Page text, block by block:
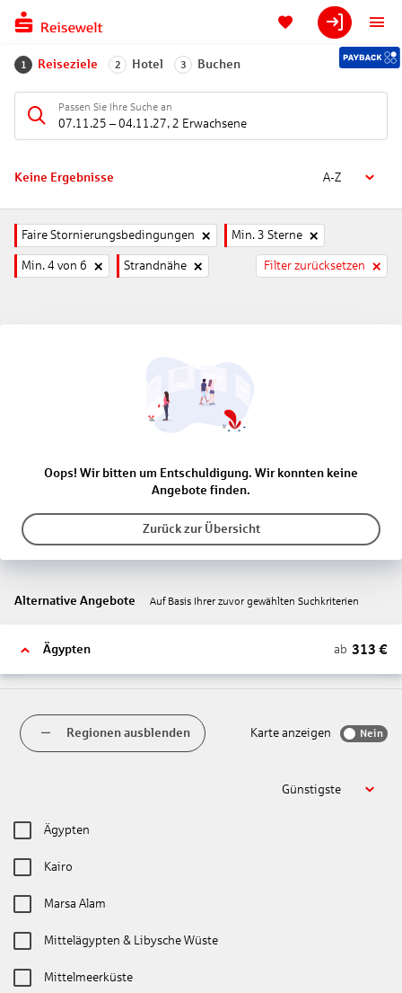
1 Reiseziele 2 Hotel 3 Buchen
Passen Sie Ihre Suche an
07.11.25 – 04.11.27, 2 Erwachsene
Keine Ergebnisse A-Z
Faire Stornierungsbedingungen Min. 3 Sterne
Min. 4 von 6 Strandnähe Filter zurücksetzen
Oops! Wir bitten um Entschuldigung. Wir konnten keine
Angebote finden.
Zurück zur Übersicht
Alternative Angebote Auf Basis Ihrer zuvor gewählten Suchkriterien
Ägypten ab 313 €
Regionen ausblenden Karte anzeigen Nein
Günstigste
Ägypten
Kairo
Marsa Alam
Mittelägypten & Libysche Wüste
Mittelmeerküste